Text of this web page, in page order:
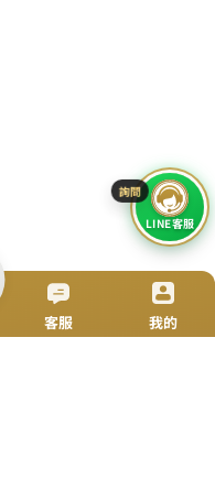
立即來電